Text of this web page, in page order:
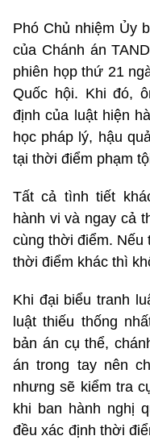
Phó Chủ nhiệm Ủy
của Chánh án
phiên họp thứ 21
Quốc hội. Khi đó,
định của luật hiện
học pháp lý, hậu
tại thời điểm phạm
Tất cả tình tiết
hành vi và ngay cả
cùng thời điểm. Nếu
thời điểm khác thì
Khi đại biểu tranh
luật thiếu thống
bản án cụ thể,
án trong tay nên
nhưng sẽ kiểm tra
khi ban hành nghị
đều xác định thời